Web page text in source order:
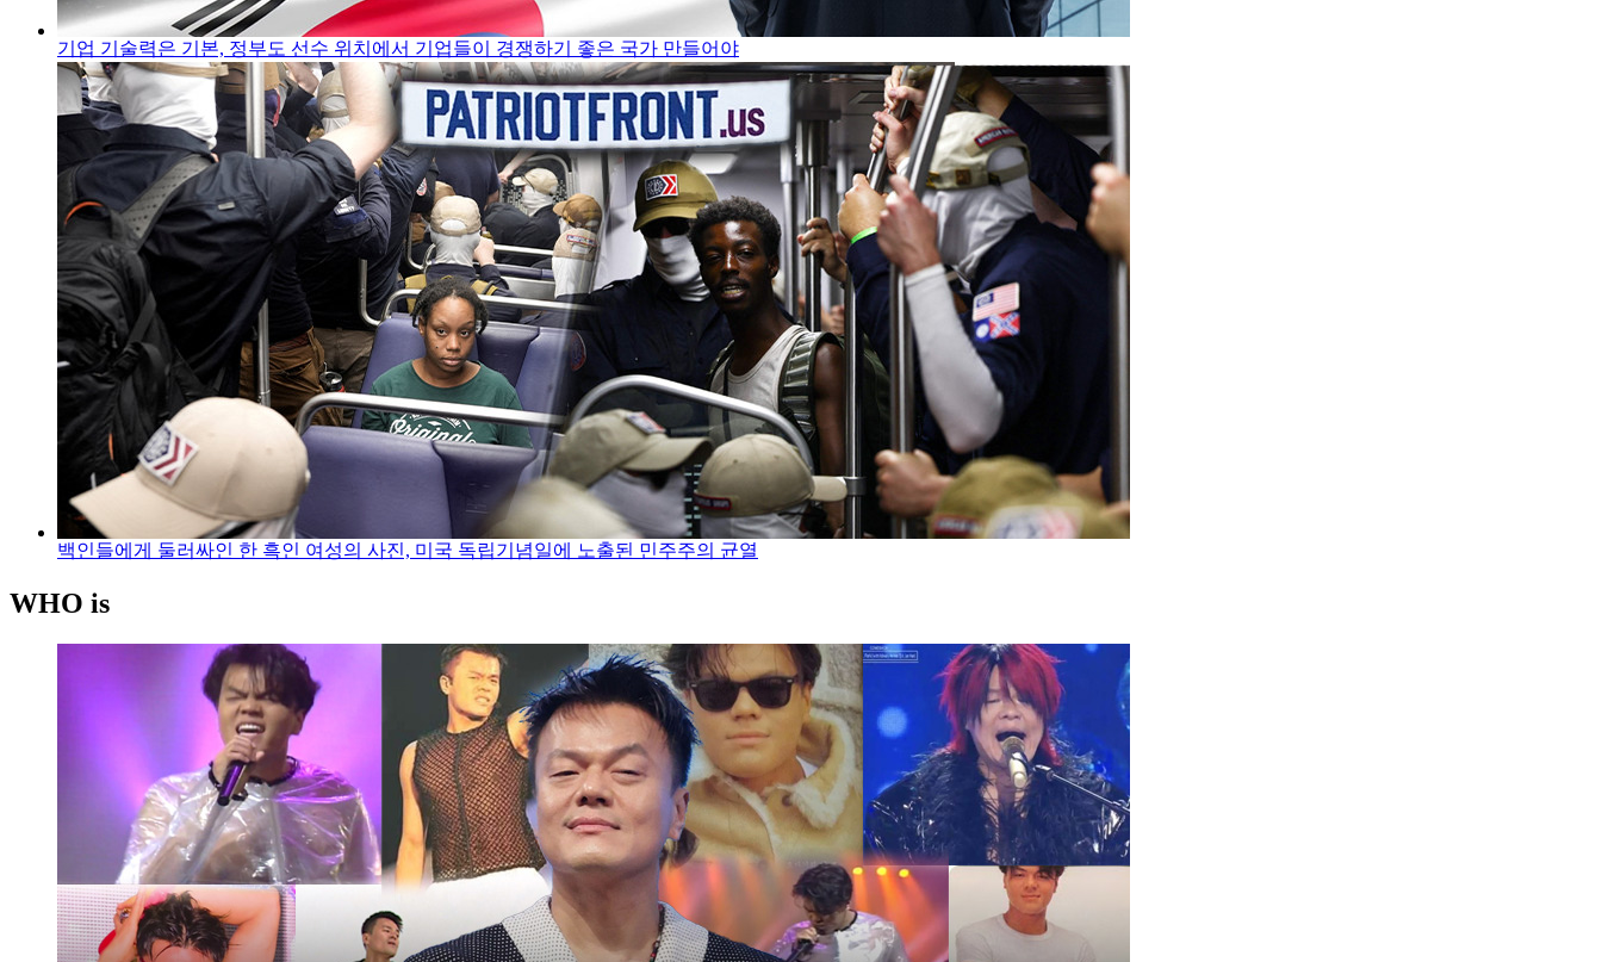
기업 기술력은 기본, 정부도 선수 위치에서 기업들이 경쟁하기 좋은 국가 만들어야
백인들에게 둘러싸인 한 흑인 여성의 사진, 미국 독립기념일에 노출된 민주주의 균열
WHO is